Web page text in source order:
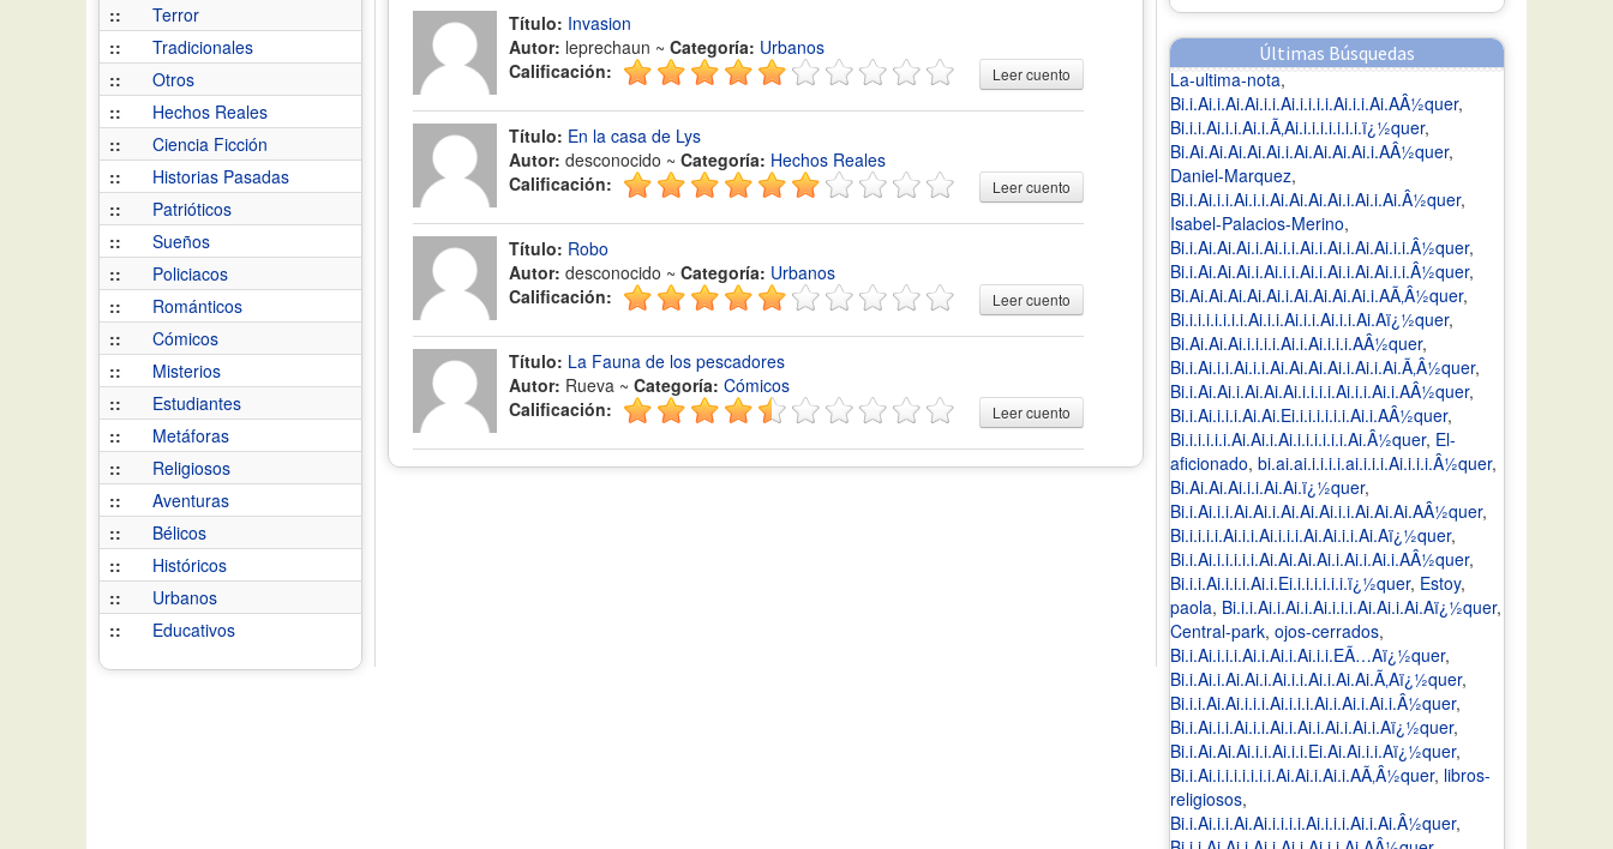
::
Terror
::
Tradicionales
::
Otros
::
Hechos Reales
::
Ciencia Ficción
::
Historias Pasadas
::
Patrióticos
::
Sueños
::
Policiacos
::
Románticos
::
Cómicos
::
Misterios
::
Estudiantes
::
Metáforas
::
Religiosos
::
Aventuras
::
Bélicos
::
Históricos
::
Urbanos
::
Educativos
Título: Invasion
Autor: leprechaun ~ Categoría: Urbanos
Calificación:
Leer cuento
Título: En la casa de Lys
Autor: desconocido ~ Categoría: Hechos Reales
Calificación:
Leer cuento
Título: Robo
Autor: desconocido ~ Categoría: Urbanos
Calificación:
Leer cuento
Título: La Fauna de los pescadores
Autor: Rueva ~ Categoría: Cómicos
Calificación:
Leer cuento
Últimas Búsquedas
La-ultima-nota,
Bi.i.Ai.i.Ai.Ai.i.i.Ai.i.i.i.i.Ai.i.i.Ai.AÂ½quer,
Bi.i.i.Ai.i.i.Ai.i.Ã‚Ai.i.i.i.i.i.i.i.ï¿½quer,
Bi.Ai.Ai.Ai.Ai.Ai.i.Ai.Ai.Ai.Ai.i.AÂ½quer,
Daniel-Marquez,
Bi.i.Ai.i.i.Ai.i.i.Ai.Ai.Ai.Ai.i.Ai.i.Ai.Â½quer,
Isabel-Palacios-Merino,
Bi.i.Ai.Ai.Ai.i.Ai.i.i.Ai.i.Ai.i.Ai.Ai.i.i.Â½quer,
Bi.i.Ai.Ai.Ai.i.Ai.i.i.Ai.i.Ai.i.Ai.Ai.i.i.Â½quer,
Bi.Ai.Ai.Ai.Ai.Ai.i.Ai.Ai.Ai.Ai.i.AÃ‚Â½quer,
Bi.i.i.i.i.i.i.i.Ai.i.i.Ai.i.i.Ai.i.i.Ai.Aï¿½quer,
Bi.Ai.Ai.Ai.i.i.i.i.Ai.i.Ai.i.i.i.AÂ½quer,
Bi.i.Ai.i.i.Ai.i.i.Ai.Ai.Ai.Ai.i.Ai.i.Ai.Ã‚Â½quer,
Bi.i.Ai.Ai.i.Ai.Ai.Ai.i.i.i.i.Ai.i.i.Ai.i.AÂ½quer,
Bi.i.Ai.i.i.i.Ai.Ai.Ei.i.i.i.i.i.i.Ai.i.AÂ½quer,
Bi.i.i.i.i.i.Ai.Ai.i.Ai.i.i.i.i.i.i.Ai.Â½quer, El-
aficionado, bi.ai.ai.i.i.i.i.ai.i.i.i.Ai.i.i.i.Â½quer,
Bi.Ai.Ai.Ai.i.i.Ai.Ai.ï¿½quer,
Bi.i.Ai.i.i.Ai.Ai.i.Ai.Ai.Ai.i.i.Ai.Ai.Ai.AÂ½quer,
Bi.i.i.i.i.Ai.i.i.Ai.i.i.i.Ai.Ai.i.i.Ai.Aï¿½quer,
Bi.i.Ai.i.i.i.i.i.Ai.Ai.Ai.Ai.i.Ai.i.Ai.i.AÂ½quer,
Bi.i.i.Ai.i.i.i.Ai.i.Ei.i.i.i.i.i.i.ï¿½quer, Estoy,
paola, Bi.i.i.Ai.i.Ai.i.Ai.i.i.i.Ai.Ai.i.Ai.Aï¿½quer,
Central-park, ojos-cerrados,
Bi.i.Ai.i.i.i.Ai.i.Ai.i.Ai.i.i.EÃ…Aï¿½quer,
Bi.i.Ai.i.Ai.Ai.i.Ai.i.i.Ai.i.Ai.Ai.Ã‚Aï¿½quer,
Bi.i.i.Ai.Ai.i.i.i.Ai.i.i.i.Ai.i.Ai.i.Ai.i.Â½quer,
Bi.i.Ai.i.i.Ai.i.i.Ai.i.Ai.i.Ai.i.Ai.i.Aï¿½quer,
Bi.i.Ai.Ai.Ai.i.i.Ai.i.i.Ei.Ai.Ai.i.i.Aï¿½quer,
Bi.i.Ai.i.i.i.i.i.i.i.Ai.Ai.i.Ai.i.AÃ‚Â½quer, libros-
religiosos,
Bi.i.Ai.i.i.Ai.Ai.i.i.i.i.Ai.i.i.i.Ai.i.Ai.Â½quer,